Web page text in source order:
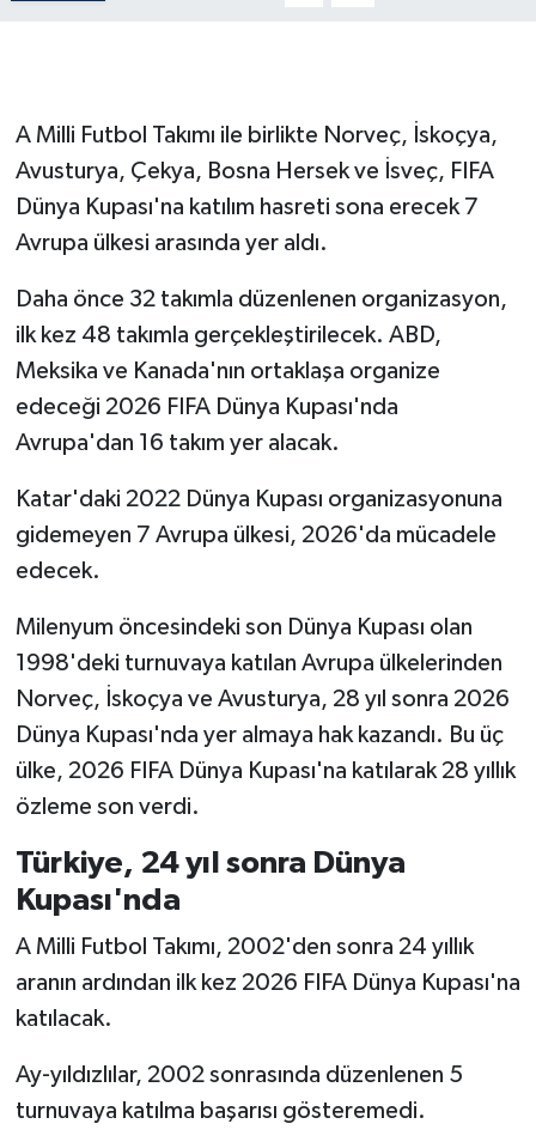
A Milli Futbol Takımı ile birlikte Norveç, İskoçya,
Avusturya, Çekya, Bosna Hersek ve İsveç, FIFA
Dünya Kupası'na katılım hasreti sona erecek 7
Avrupa ülkesi arasında yer aldı.
Daha önce 32 takımla düzenlenen organizasyon,
ilk kez 48 takımla gerçekleştirilecek. ABD,
Meksika ve Kanada'nın ortaklaşa organize
edeceği 2026 FIFA Dünya Kupası'nda
Avrupa'dan 16 takım yer alacak.
Katar'daki 2022 Dünya Kupası organizasyonuna
gidemeyen 7 Avrupa ülkesi, 2026'da mücadele
edecek.
Milenyum öncesindeki son Dünya Kupası olan
1998'deki turnuvaya katılan Avrupa ülkelerinden
Norveç, İskoçya ve Avusturya, 28 yıl sonra 2026
Dünya Kupası'nda yer almaya hak kazandı. Bu üç
ülke, 2026 FIFA Dünya Kupası'na katılarak 28 yıllık
özleme son verdi.
Türkiye, 24 yıl sonra Dünya
Kupası'nda
A Milli Futbol Takımı, 2002'den sonra 24 yıllık
aranın ardından ilk kez 2026 FIFA Dünya Kupası'na
katılacak.
Ay-yıldızlılar, 2002 sonrasında düzenlenen 5
turnuvaya katılma başarısı gösteremedi.
Siyaset
Spor
Tarım ve Ekonomi
Teknoloji
Ulusal
Yaşam